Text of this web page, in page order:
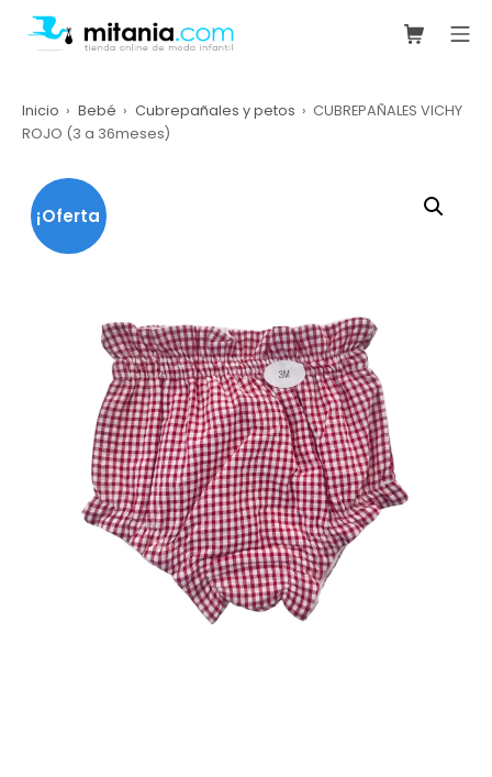
Saltar
Carrito
Inicio Bebé Cubrepañales y petos
CUBREPAÑALES VICHY
ROJO (3 a 36meses)
¡Oferta